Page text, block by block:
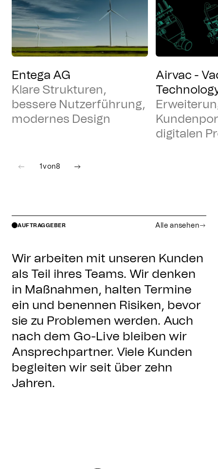
Entega AG
Klare Strukturen,
bessere Nutzerführung,
modernes Design
Airvac -
digitalen
1 von8
AUFTRAGGEBER Alle ansehen
Wir arbeiten mit unseren Kunden
als Teil ihres Teams. Wir denken
in Maßnahmen, halten Termine
ein und benennen Risiken, bevor
sie zu Problemen werden. Auch
nach dem Go-Live bleiben wir
Ansprechpartner. Viele Kunden
begleiten wir seit über zehn
Jahren.